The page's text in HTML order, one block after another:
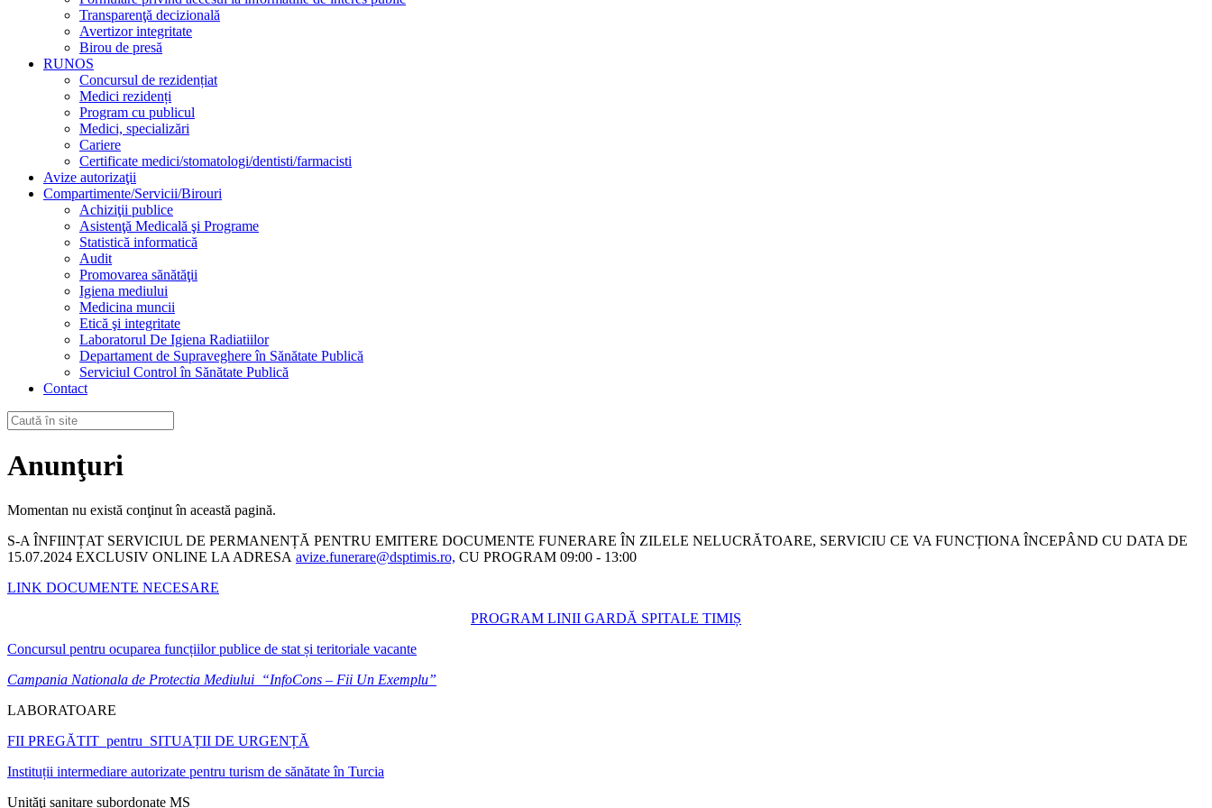
Transparenţă decizională
Avertizor integritate
Birou de presă
RUNOS
Concursul de rezidențiat
Medici rezidenți
Program cu publicul
Medici, specializări
Cariere
Certificate medici/stomatologi/dentisti/farmacisti
Avize autorizaţii
Compartimente/Servicii/Birouri
Achiziţii publice
Asistenţă Medicală şi Programe
Statistică informatică
Audit
Promovarea sănătăţii
Igiena mediului
Medicina muncii
Etică şi integritate
Laboratorul De Igiena Radiatiilor
Departament de Supraveghere în Sănătate Publică
Serviciul Control în Sănătate Publică
Contact
Anunţuri
Momentan nu există conţinut în această pagină.
S-A ÎNFIINȚAT SERVICIUL DE PERMANENȚĂ PENTRU EMITERE DOCUMENTE FUNERARE ÎN ZILELE NELUCRĂTOARE, SERVICIU CE VA FUNCȚIONA ÎNCEPÂND CU DATA DE
15.07.2024 EXCLUSIV ONLINE LA ADRESA avize.funerare@dsptimis.ro, CU PROGRAM 09:00 - 13:00
LINK DOCUMENTE NECESARE
PROGRAM LINII GARDĂ SPITALE TIMIȘ
Concursul pentru ocuparea funcțiilor publice de stat și teritoriale vacante
Campania Nationala de Protectia Mediului “InfoCons – Fii Un Exemplu”
LABORATOARE
FII PREGĂTIT pentru SITUAȚII DE URGENȚĂ
Instituții intermediare autorizate pentru turism de sănătate în Turcia
Unităţi sanitare subordonate MS